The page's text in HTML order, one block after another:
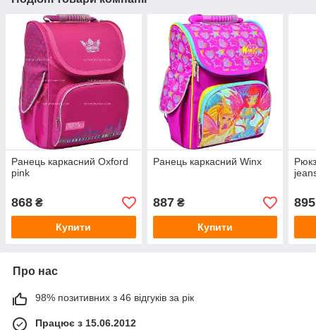
Ранець каркасний Oxford
pink
868 ₴
Купити
Ранець каркасний Winx
887₴
Купити
895
Про нас
98% позитивних з 46 відгуків за рік
Працює з 15.06.2012